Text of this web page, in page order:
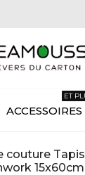
ACCESSOIRES
ET
couture
15x60cm